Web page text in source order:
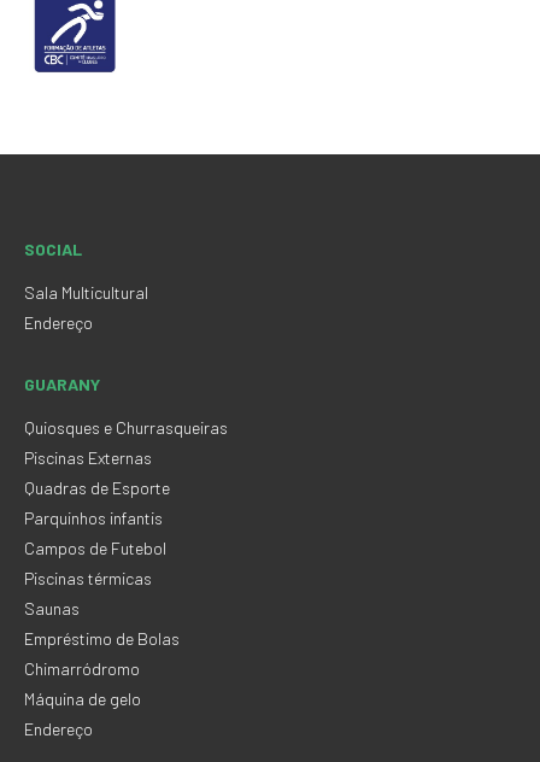
SOCIAL
Sala Multicultural
Endereço
GUARANY
Quiosques e Churrasqueiras
Piscinas Externas
Quadras de Esporte
Parquinhos infantis
Campos de Futebol
Piscinas térmicas
Saunas
Empréstimo de Bolas
Chimarródromo
Máquina de gelo
Endereço